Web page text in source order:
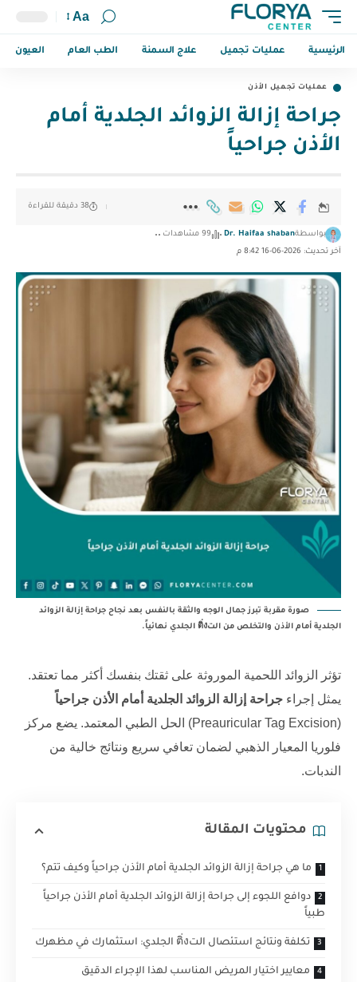
Aa
الرئيسية عمليات تجميل علاج السمنة الطب العام العيون
عمليات تجميل الأذن
جراحة إزالة الزوائد الجلدية أمام
الأذن جراحياً
آخر تحديث: 2026-06-16 8:42 م
بواسطةDr. Haifaa shaban 99 مشاهدات
38 دقيقة للقراءة
صورة مقربة تبرز جمال الوجه والثقة بالنفس بعد نجاح جراحة إزالة الزوائد
الجلدية أمام الأذن والتخلص من التติ่ง الجلدي نهائياً.
تؤثر الزوائد اللحمية الموروثة على ثقتك بنفسك أكثر مما تعتقد.
يمثل إجراء جراحة إزالة الزوائد الجلدية أمام الأذن جراحياً
(Preauricular Tag Excision) الحل الطبي المعتمد. يضع
مركز
فلوريا المعيار الذهبي لضمان تعافي سريع ونتائج خالية من
الندبات.
محتويات المقالة
ما هي جراحة إزالة الزوائد الجلدية أمام الأذن جراحياً وكيف تتم؟
دوافع اللجوء إلى جراحة إزالة الزوائد الجلدية أمام الأذن جراحياً
طبياً
تكلفة ونتائج استئصال التติ่ง الجلدي: استثمارك في مظهرك
معايير اختيار المريض المناسب لهذا الإجراء الدقيق